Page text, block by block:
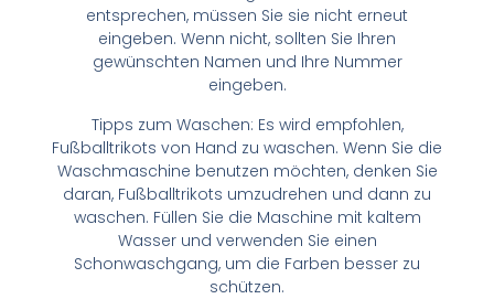
entsprechen, müssen Sie sie nicht erneut
eingeben. Wenn nicht, sollten Sie Ihren
gewünschten Namen und Ihre Nummer
eingeben.
Tipps zum Waschen: Es wird empfohlen,
Fußballtrikots von Hand zu waschen. Wenn Sie die
Waschmaschine benutzen möchten, denken Sie
daran, Fußballtrikots umzudrehen und dann zu
waschen. Füllen Sie die Maschine mit kaltem
Wasser und verwenden Sie einen
Schonwaschgang, um die Farben besser zu
schützen.